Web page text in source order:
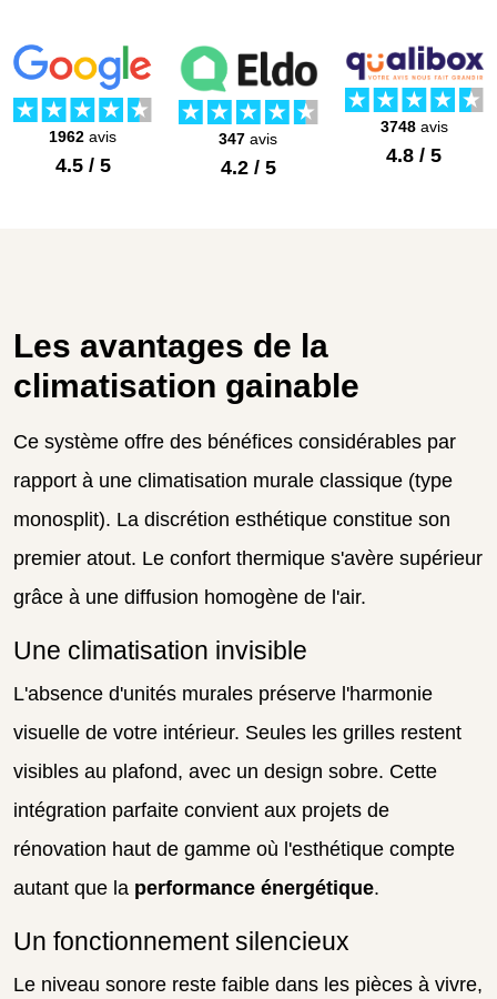
1962 avis
4.5 / 5
347 avis
4.2 / 5
3748avis
4.8 / 5
Les avantages de la
climatisation gainable
Ce système offre des bénéfices considérables par
rapport à une climatisation murale classique (type
monosplit). La discrétion esthétique constitue son
premier atout. Le confort thermique s'avère supérieur
grâce à une diffusion homogène de l'air.
Une climatisation invisible
L'absence d'unités murales préserve l'harmonie
visuelle de votre intérieur. Seules les grilles restent
visibles au plafond, avec un design sobre. Cette
intégration parfaite convient aux projets de
rénovation haut de gamme où l'esthétique compte
autant que la performance énergétique.
Un fonctionnement silencieux
Le niveau sonore reste faible dans les pièces à vivre,